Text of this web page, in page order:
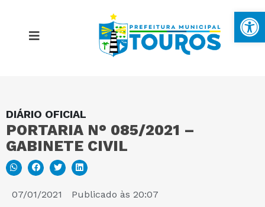
DIÁRIO OFICIAL
PORTARIA N° 085/2021 –
GABINETE CIVIL
07/01/2021 Publicado às 20:07
MAPA DO SITE
PORTAL DA TRANSPARÊNCIA
E-SIC